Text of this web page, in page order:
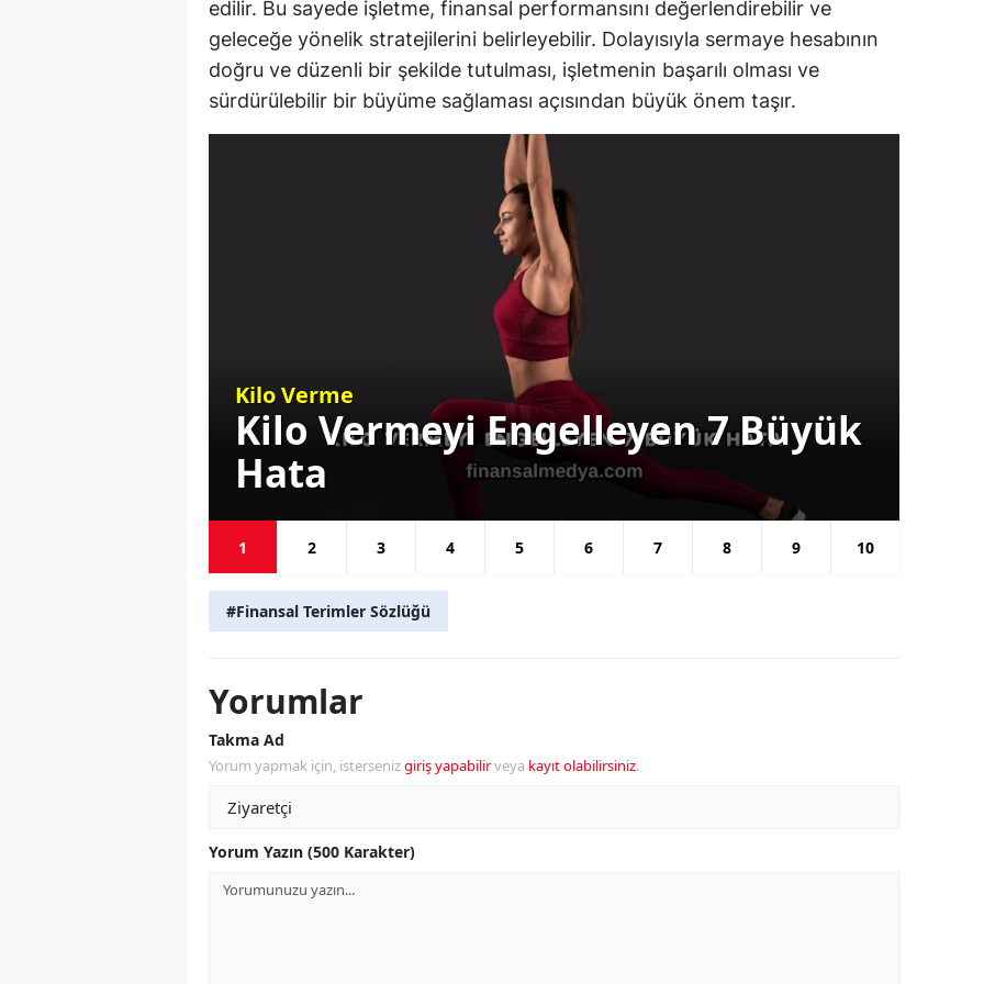
edilir. Bu sayede işletme, finansal performansını değerlendirebilir ve
geleceğe yönelik stratejilerini belirleyebilir. Dolayısıyla sermaye hesabının
doğru ve düzenli bir şekilde tutulması, işletmenin başarılı olması ve
sürdürülebilir bir büyüme sağlaması açısından büyük önem taşır.
Kilo Verme
Kilo Vermeyi Engelleyen 7 Büyük
Hata
1 2 3 4 5 6 7 8 9 10
#Finansal Terimler Sözlüğü
Yorumlar
Takma Ad
Yorum yapmak için, istersenizgiriş yapabilirveya kayıt olabilirsiniz.
Yorum Yazın (500 Karakter)